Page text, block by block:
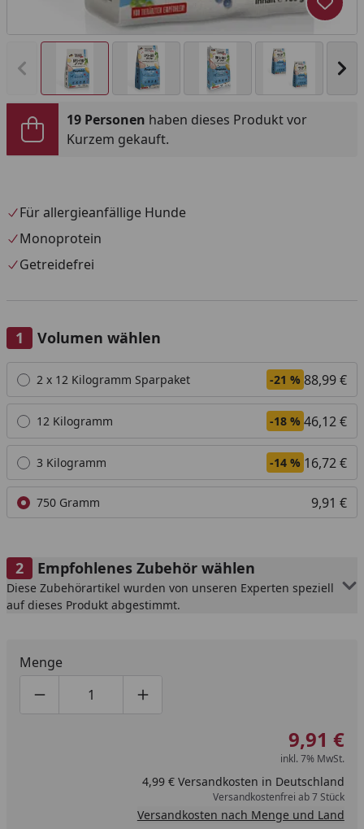
Vorheriges Bild anzeigen
19 Personen haben dieses Produkt vor
Kurzem gekauft.
Für allergieanfällige Hunde
Monoprotein
Getreidefrei
Volumen wählen
Alle anzeigen (4)
2 x 12 Kilogramm Sparpaket -21 % 88,99 €
12 Kilogramm -18 % 46,12 €
3 Kilogramm -14 % 16,72 €
750 Gramm 9,91 €
Empfohlenes Zubehör wählen
Diese Zubehörartikel wurden von unseren Experten speziell
auf dieses Produkt abgestimmt.
Menge
Produktmenge um eins verringern
Produktmenge manuell eingeben
Produktmenge um eins erhöhen
9,91 €
inkl. 7% MwSt.
4,99 € Versandkosten in Deutschland
Versandkostenfrei ab 7 Stück
Versandkosten nach Menge und Land